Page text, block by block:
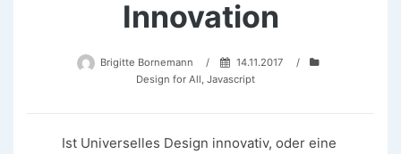
Innovation
Brigitte Bornemann / 14.11.2017
/
Design for All, Javascript
Ist Universelles Design innovativ, oder eine